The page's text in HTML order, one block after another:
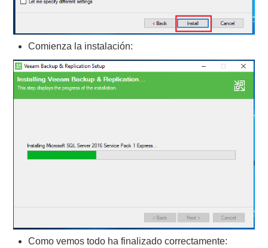
Comienza la instalación:
Como vemos todo ha finalizado correctamente: